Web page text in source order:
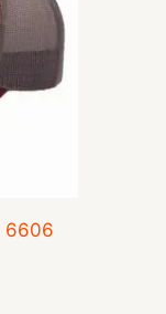
6606